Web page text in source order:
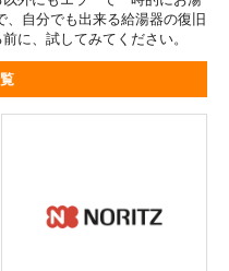
自分でも出来る給湯器の復旧
に、試してみてください。